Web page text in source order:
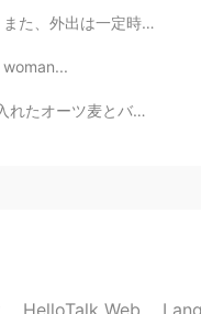
2021.02.06 22:21
とを祈ります。🚫🦠🙏🙏🙏 The l...
のために、ファミリーマートで...
HelloTalk Web